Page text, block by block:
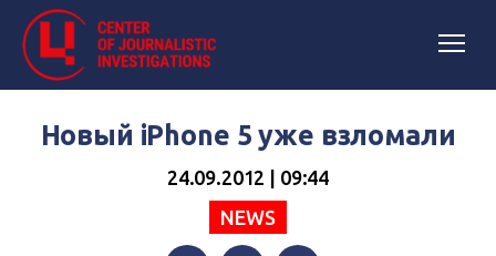
Новый iPhone 5 уже взломали
24.09.2012 | 09:44
NEWS